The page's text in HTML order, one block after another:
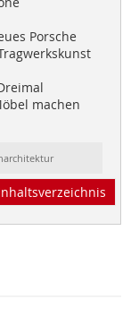
Porsche
machen